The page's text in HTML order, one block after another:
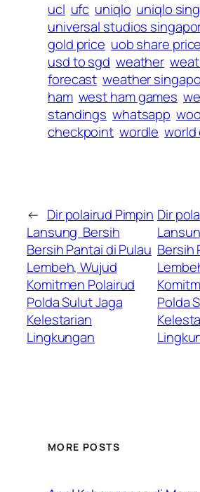
ucl ufc uniqlo uniqlo
universal studios
gold price uob share price
usd to sgd weather
forecast weather
ham west ham games
standings whatsapp
checkpoint wordle world
← Dir polairud Pimpin
Lansung Bersih
Bersih Pantai di Pulau
Lembeh, Wujud
Komitmen Polairud
Polda Sulut Jaga
Kelestarian
Lingkungan
Dir
Bersih
Polda
MORE POSTS